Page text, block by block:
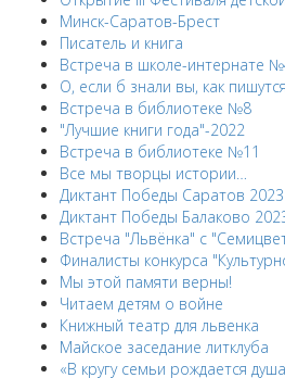
Минск-Саратов-Брест
Писатель и книга
Встреча в школе-интернате
О, если б знали вы, как
Встреча в библиотеке №8
"Лучшие книги года"-2022
Встреча в библиотеке №11
Все мы творцы истории…
Диктант Победы Саратов 2023
Диктант Победы Балаково
Встреча "Львёнка" с
Финалисты конкурса
Мы этой памяти верны!
Читаем детям о войне
Книжный театр для львенка
Майское заседание литклуба
«В кругу семьи рождается